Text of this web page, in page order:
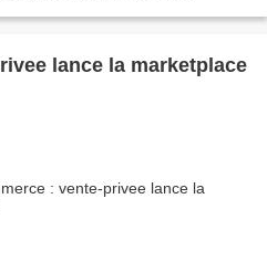
lance la marketplace